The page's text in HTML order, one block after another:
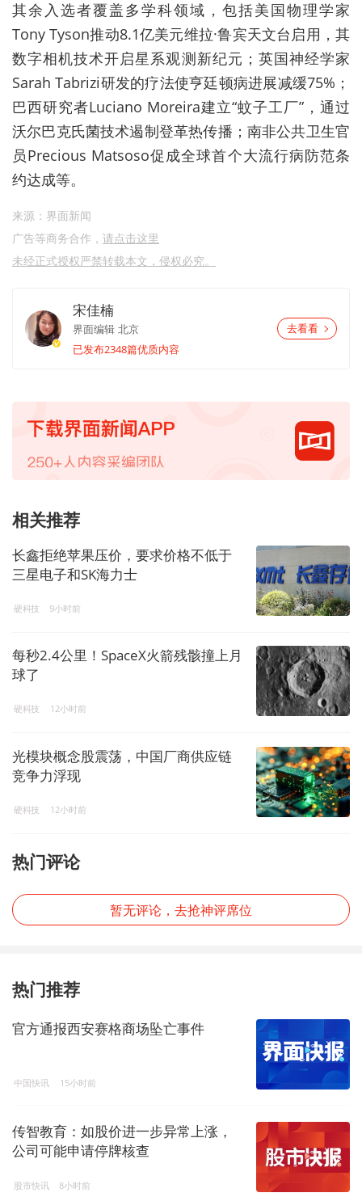
其余入选者覆盖多学科领域，包括美国物理学家
Tony Tyson推动8.1亿美元维拉·鲁宾天文台启用，其
数字相机技术开启星系观测新纪元；英国神经学家
Sarah Tabrizi研发的疗法使亨廷顿病进展减缓75%；
巴西研究者Luciano Moreira建立“蚊子工厂”，通过
沃尔巴克氏菌技术遏制登革热传播；南非公共卫生官
员Precious Matsoso促成全球首个大流行病防范条
约达成等。
来源：界面新闻
广告等商务合作， 请点击这里
未经正式授权严禁转载本文，侵权必究。
宋佳楠
界面编辑 北京
已发布2348篇优质内容
去看看
相关推荐
长鑫拒绝苹果压价，要求价格不低于
三星电子和SK海力士
硬科技 9小时前
每秒2.4公里！SpaceX火箭残骸撞上月
球了
硬科技 12小时前
光模块概念股震荡，中国厂商供应链
竞争力浮现
硬科技 12小时前
热门评论
暂无评论，去抢神评席位
热门推荐
官方通报西安赛格商场坠亡事件
中国快讯 15小时前
传智教育：如股价进一步异常上涨，
公司可能申请停牌核查
股市快讯 8小时前